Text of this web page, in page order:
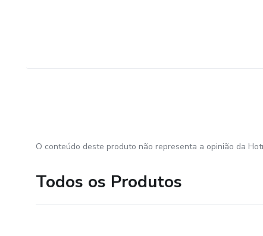
O conteúdo deste produto não representa a opinião da
Todos os Produtos